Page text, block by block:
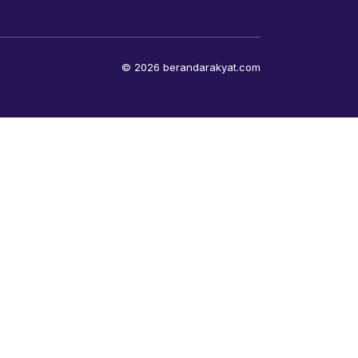
© 2026 berandarakyat.com